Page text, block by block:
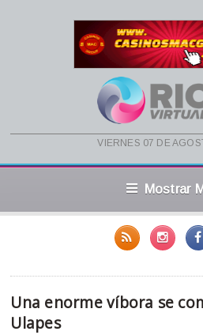
viernes 07 de
Mostrar
Una enorme víbora se
Ulapes